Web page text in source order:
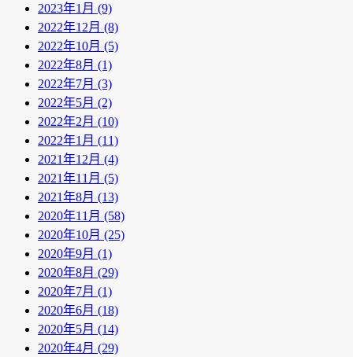
2023年1月 (9)
2022年12月 (8)
2022年10月 (5)
2022年8月 (1)
2022年7月 (3)
2022年5月 (2)
2022年2月 (10)
2022年1月 (11)
2021年12月 (4)
2021年11月 (5)
2021年8月 (13)
2020年11月 (58)
2020年10月 (25)
2020年9月 (1)
2020年8月 (29)
2020年7月 (1)
2020年6月 (18)
2020年5月 (14)
2020年4月 (29)